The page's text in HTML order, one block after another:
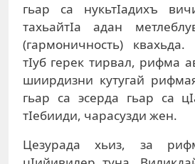
гьар са нукьтIадихъ
тахьайтIа адан
(гармоничность)
тIуб герек тирвал, рифма
шиирдизни кутугай
гьар са эсерда гьар са
тIебииди, чарасузди жен.
Цезурада хьиз, за